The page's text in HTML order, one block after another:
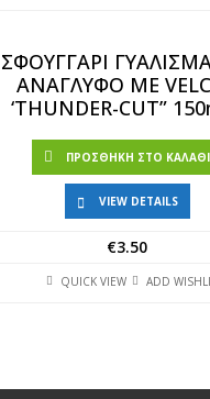
ΣΦΟΥΓΓΑΡΙ
ΑΝΑΓΛΥΦΟ ΜΕ
‘THUNDER-CUT”
ΠΡΟΣΘΉΚΗ ΣΤΟ ΚΑΛΆΘΙ
VIEW DETAILS
€3.50
QUICK VIEW ADD